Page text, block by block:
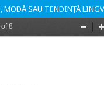
MODĂ SAU TENDINȚĂ